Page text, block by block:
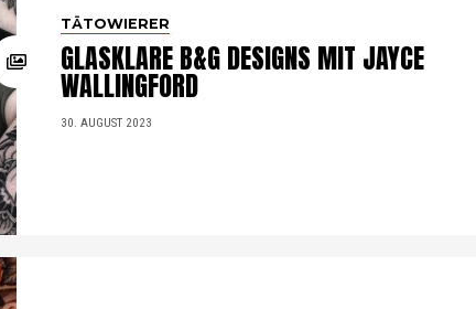
TÄTOWIERER
GLASKLARE B&G DESIGNS MIT JAYCE
WALLINGFORD
30. AUGUST 2023